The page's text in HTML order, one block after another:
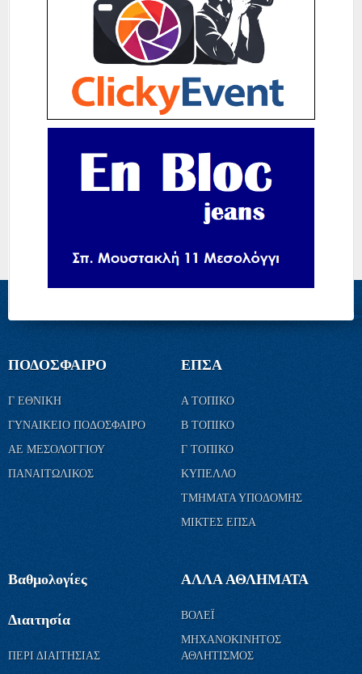
ΠΟΔΟΣΦΑΙΡΟ
Γ ΕΘΝΙΚΗ
ΓΥΝΑΙΚΕΙΟ ΠΟΔΟΣΦΑΙΡΟ
ΑΕ ΜΕΣΟΛΟΓΓΙΟΥ
ΠΑΝΑΙΤΩΛΙΚΟΣ
ΕΠΣΑ
Α ΤΟΠΙΚΟ
Β ΤΟΠΙΚΟ
Γ ΤΟΠΙΚΟ
ΚΥΠΕΛΛΟ
ΤΜΗΜΑΤΑ ΥΠΟΔΟΜΗΣ
ΜΙΚΤΕΣ ΕΠΣΑ
Βαθμολογίες
Διαιτησία
ΠΕΡΙ ΔΙΑΙΤΗΣΙΑΣ
ΑΛΛΑ ΑΘΛΗΜΑΤΑ
ΒΟΛΕΪ
ΜΗΧΑΝΟΚΙΝΗΤΟΣ
ΑΘΛΗΤΙΣΜΟΣ